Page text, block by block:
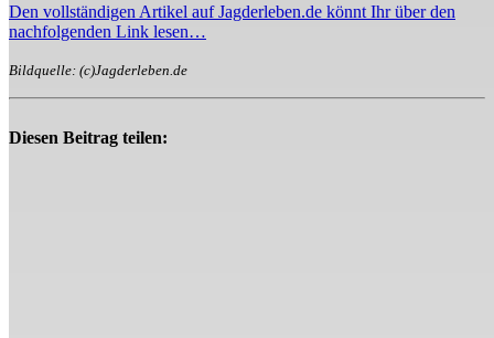
Den vollständigen Artikel auf Jagderleben.de könnt Ihr über den
nachfolgenden Link lesen…
Bildquelle: (c)Jagderleben.de
Diesen Beitrag teilen: